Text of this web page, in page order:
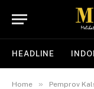
HEADLINE
Home » Pemprov